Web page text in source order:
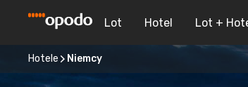
Lot Hotel Lot +
Hotele Niemcy